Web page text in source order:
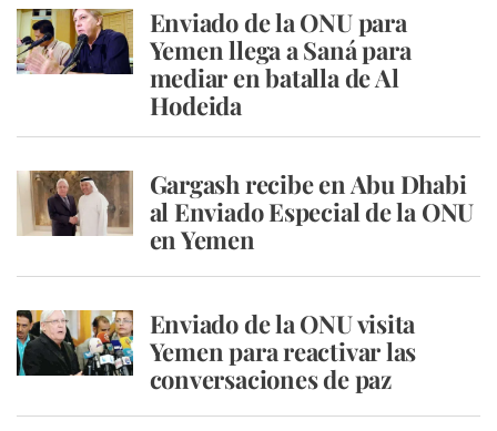
Enviado de la ONU para
Yemen llega a Saná para
mediar en batalla de Al
Hodeida
Gargash recibe en Abu Dhabi
al Enviado Especial de la ONU
en Yemen
Enviado de la ONU visita
Yemen para reactivar las
conversaciones de paz